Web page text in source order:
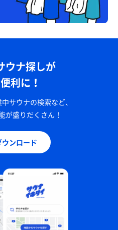
ウナ探しが
利に！
サウナの検索など、
が盛りだくさん！
ンロード